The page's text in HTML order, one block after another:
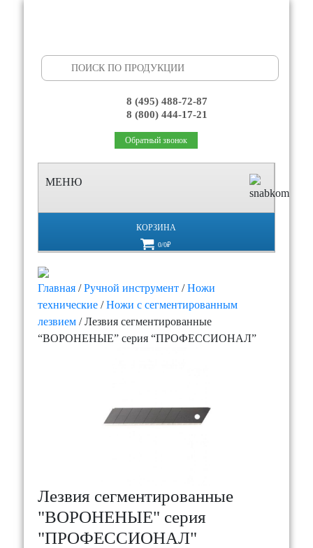
Search
for:
8 (495) 488-72-87
8 (800) 444-17-21
Обратный звонок
МЕНЮ
КОРЗИНА
0/0₽
Главная/Ручной инструмент/Ножи
технические/Ножи с сегментированным
лезвием/ Лезвия сегментированные
“ВОРОНЕНЫЕ” серия “ПРОФЕССИОНАЛ”
Лезвия сегментированные
"ВОРОНЕНЫЕ" серия
"ПРОФЕССИОНАЛ"